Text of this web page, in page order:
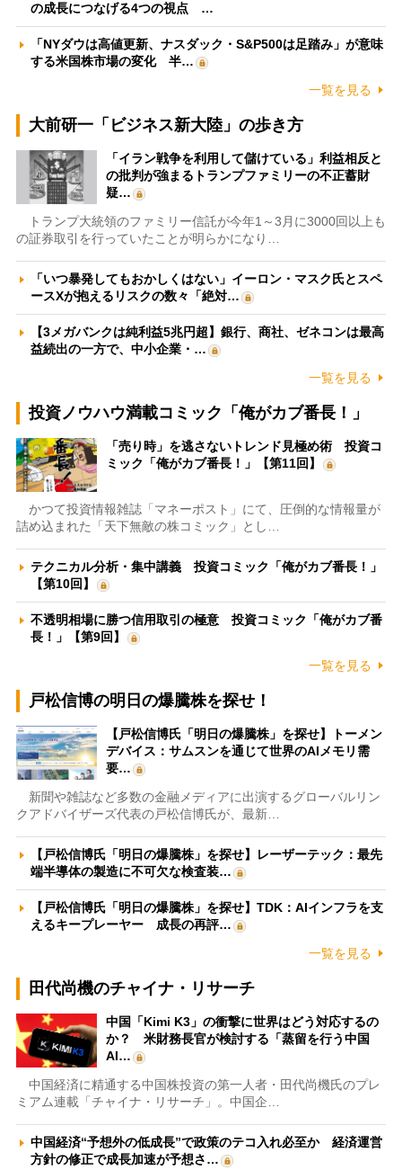
の成長につなげる4つの視点 …
「NYダウは高値更新、ナスダック・S&P500は足踏み」が意味
する米国株市場の変化 半…
一覧を見る
大前研一「ビジネス新大陸」の歩き方
「イラン戦争を利用して儲けている」利益相反と
の批判が強まるトランプファミリーの不正蓄財
疑…
トランプ大統領のファミリー信託が今年1～3月に3000回以上も
の証券取引を行っていたことが明らかになり…
「いつ暴発してもおかしくはない」イーロン・マスク氏とスペ
ースXが抱えるリスクの数々「絶対…
【3メガバンクは純利益5兆円超】銀行、商社、ゼネコンは最高
益続出の一方で、中小企業・…
一覧を見る
投資ノウハウ満載コミック「俺がカブ番長！」
「売り時」を逃さないトレンド見極め術 投資コ
ミック「俺がカブ番長！」【第11回】
かつて投資情報雑誌「マネーポスト」にて、圧倒的な情報量が
詰め込まれた「天下無敵の株コミック」とし…
テクニカル分析・集中講義 投資コミック「俺がカブ番長！」
【第10回】
不透明相場に勝つ信用取引の極意 投資コミック「俺がカブ番
長！」【第9回】
一覧を見る
戸松信博の明日の爆騰株を探せ！
【戸松信博氏「明日の爆騰株」を探せ】トーメン
デバイス：サムスンを通じて世界のAIメモリ需
要…
新聞や雑誌など多数の金融メディアに出演するグローバルリン
クアドバイザーズ代表の戸松信博氏が、最新…
【戸松信博氏「明日の爆騰株」を探せ】レーザーテック：最先
端半導体の製造に不可欠な検査装…
【戸松信博氏「明日の爆騰株」を探せ】TDK：AIインフラを支
えるキープレーヤー 成長の再評…
一覧を見る
田代尚機のチャイナ・リサーチ
中国「Kimi K3」の衝撃に世界はどう対応するの
か？ 米財務長官が検討する「蒸留を行う中国
AI…
中国経済に精通する中国株投資の第一人者・田代尚機氏のプレ
ミアム連載「チャイナ・リサーチ」。中国企…
中国経済“予想外の低成長”で政策のテコ入れ必至か 経済運営
方針の修正で成長加速が予想さ…